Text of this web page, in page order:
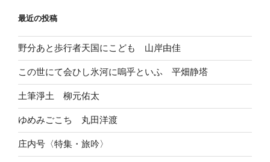
最近の投稿
野分あと歩行者天国にこども 山岸由佳
この世にて会ひし氷河に嗚乎といふ 平畑静塔
土筆淨土 柳元佑太
ゆめみごこち 丸田洋渡
庄内号〈特集・旅吟〉